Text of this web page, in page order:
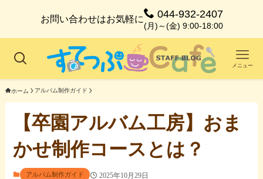
お問い合わせはお気軽に 044-932-2407
(月)～(金) 9:00-18:00
メニュー
ホーム アルバム制作ガイド
【卒園アルバム工房】おま
かせ制作コースとは？
アルバム制作ガイド 2025年10月29日